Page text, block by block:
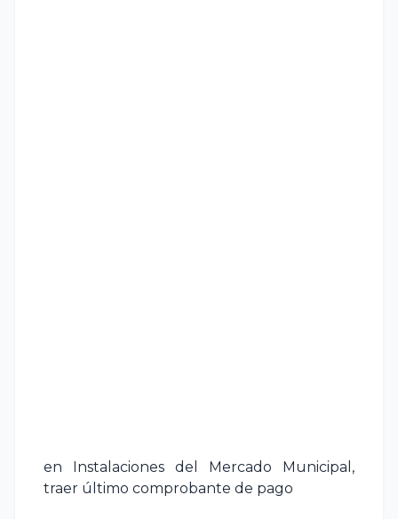
en Instalaciones del Mercado Municipal,
traer último comprobante de pago